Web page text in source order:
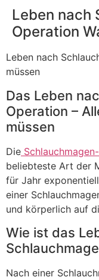
Leben nach
Operation
Leben nach
müssen
Das Leben
Operation –
müssen
Die
beliebteste Art der
für Jahr
einer
und körperlich auf
Wie ist das
Nach einer